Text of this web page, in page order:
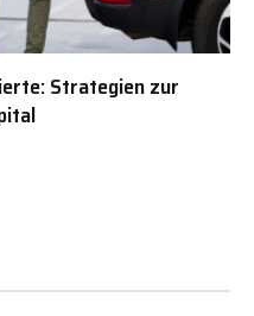
Strategien zur